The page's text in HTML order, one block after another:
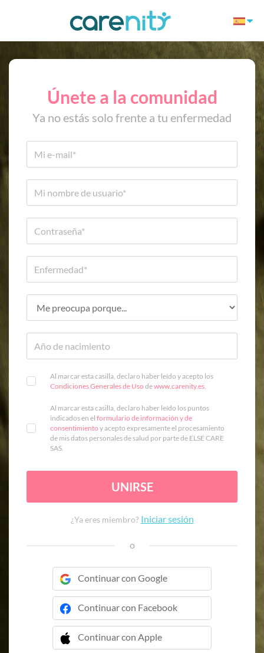
Únete a la comunidad
Ya no estás solo frente a tu enfermedad
Al marcar esta casilla, declaro haber leído y acepto los
Condiciones Generales de Uso dewww.carenity.es.
Al marcar esta casilla, declaro haber leído los puntos
indicados en el formulario de información y de
consentimiento y acepto expresamente el procesamiento
de mis datos personales de salud por parte de ELSE CARE
SAS.
UNIRSE
¿Ya eres miembro? Iniciar sesión
o
Continuar con Google
Continuar con Facebook
Continuar con Apple
 Continuar con Apple